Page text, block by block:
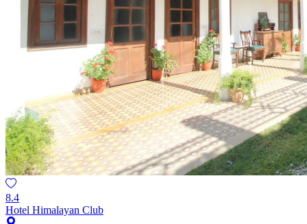
8.4
Hotel Himalayan Club